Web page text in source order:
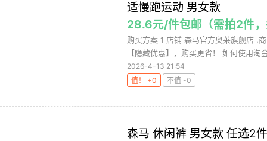
适慢跑运动 男女款
28.6元/件包邮（需拍2件
购买方案 1 店铺 森马官方奥莱旗舰店 ,
【隐藏优惠】，购买更省！ 如何使用淘
2026-4-13 21:54
值！ +0
不值 -0
森马 休闲裤 男女款 任选2件